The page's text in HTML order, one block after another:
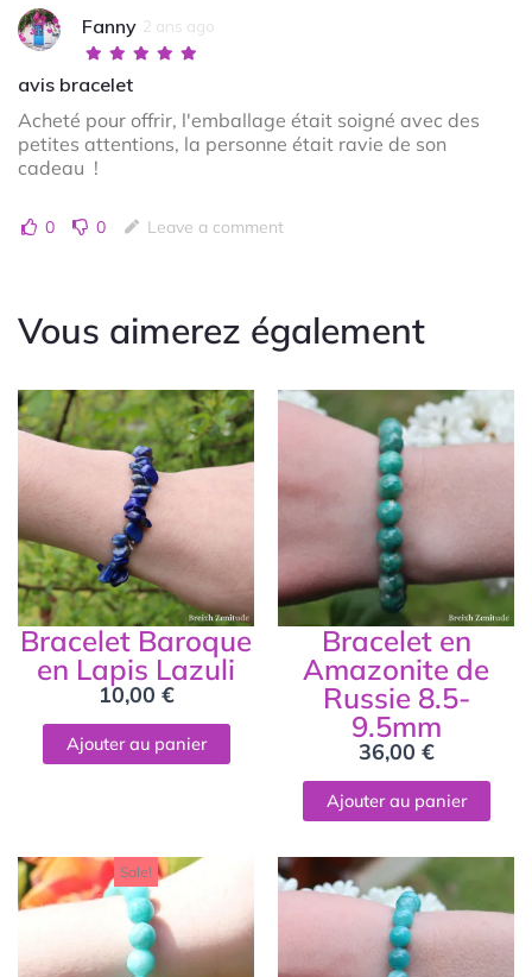
Fanny 2 ans ago
avis bracelet
Acheté pour offrir, l'emballage était soigné avec des
petites attentions, la personne était ravie de son
cadeau !
0 0 Leave a comment
Vous aimerez également
Bracelet Baroque
en Lapis Lazuli
10,00 €
Ajouter au panier
Bracelet en
Amazonite de
Russie 8.5-
9.5mm
36,00 €
Ajouter au panier
Sale!Le
prix
initial
était :
28,50 €.
actuel
est :
25,00 €.